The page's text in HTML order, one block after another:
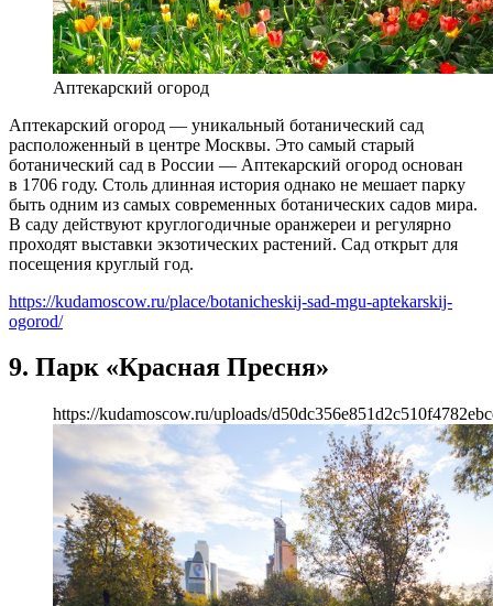
Аптекарский огород
Аптекарский огород — уникальный ботанический сад
расположенный в центре Москвы. Это самый старый
ботанический сад в России — Аптекарский огород основан
в 1706 году. Столь длинная история однако не мешает парку
быть одним из самых современных ботанических садов мира.
В саду действуют круглогодичные оранжереи и регулярно
проходят выставки экзотических растений. Сад открыт для
посещения круглый год.
https://kudamoscow.ru/place/botanicheskij-sad-mgu-aptekarskij-
ogorod/
9. Парк «Красная Пресня»
https://kudamoscow.ru/uploads/